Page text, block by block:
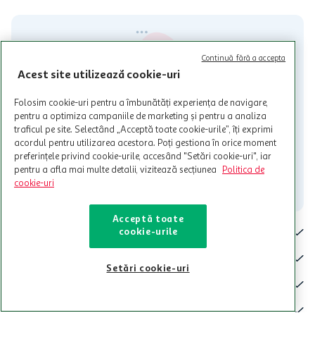
activitati in afara celor mentionate in Termene si Conditii. Auchan
nu raspunde pentru imposibilitatea utilizarii Cardului in perioada in
care aceste este suspendat sau in perioada in care sunt efectuate
intretineri sau reparatii tehnice la sistemul de utilizarea al Cardului.
Contacteaza-ne!
Iti stam mereu la dispozitie.
021-9141 contact@auchan.ro
Tinem aproape
Acest site utilizează cookie-uri
Folosim cookie-uri pentru a îmbunătăți experiența de navigare,
pentru a optimiza campaniile de marketing și pentru a analiza
traficul pe site. Selectând „Acceptă toate cookie-urile”, îți exprimi
acordul pentru utilizarea acestora. Poți gestiona în orice moment
preferințele privind cookie-urile, accesând "Setări cookie-uri", iar
pentru a afla mai multe detalii, vizitează secțiunea
Politica de
cookie-uri
Acceptă toate
cookie-urile
Setări cookie-uri
Continuă fără a accepta